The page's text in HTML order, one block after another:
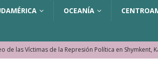
OCEANÍA
de las Víctimas de la Represión Política en Shymkent,